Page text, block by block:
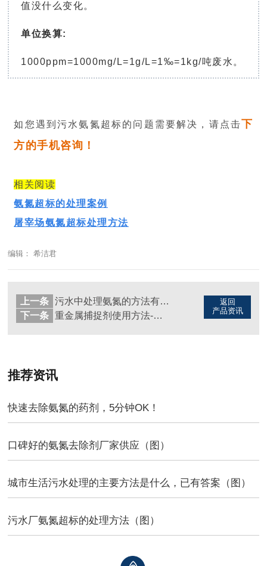
值没什么变化。
单位换算:
1000ppm=1000mg/L=1g/L=1‰=1kg/吨废水。
如您遇到污水氨氮超标的问题需要解决，请点击下
方的手机咨询！
相关阅读
氨氮超标的处理案例
屠宰场氨氮超标处理方法
编辑： 希洁君
返回
产品资讯
上一条
污水中处理氨氮的方法有哪些（图）
下一条
重金属捕捉剂使用方法-超详细
推荐资讯
快速去除氨氮的药剂，5分钟OK！
口碑好的氨氮去除剂厂家供应（图）
城市生活污水处理的主要方法是什么，已有答案（图）
污水厂氨氮超标的处理方法（图）